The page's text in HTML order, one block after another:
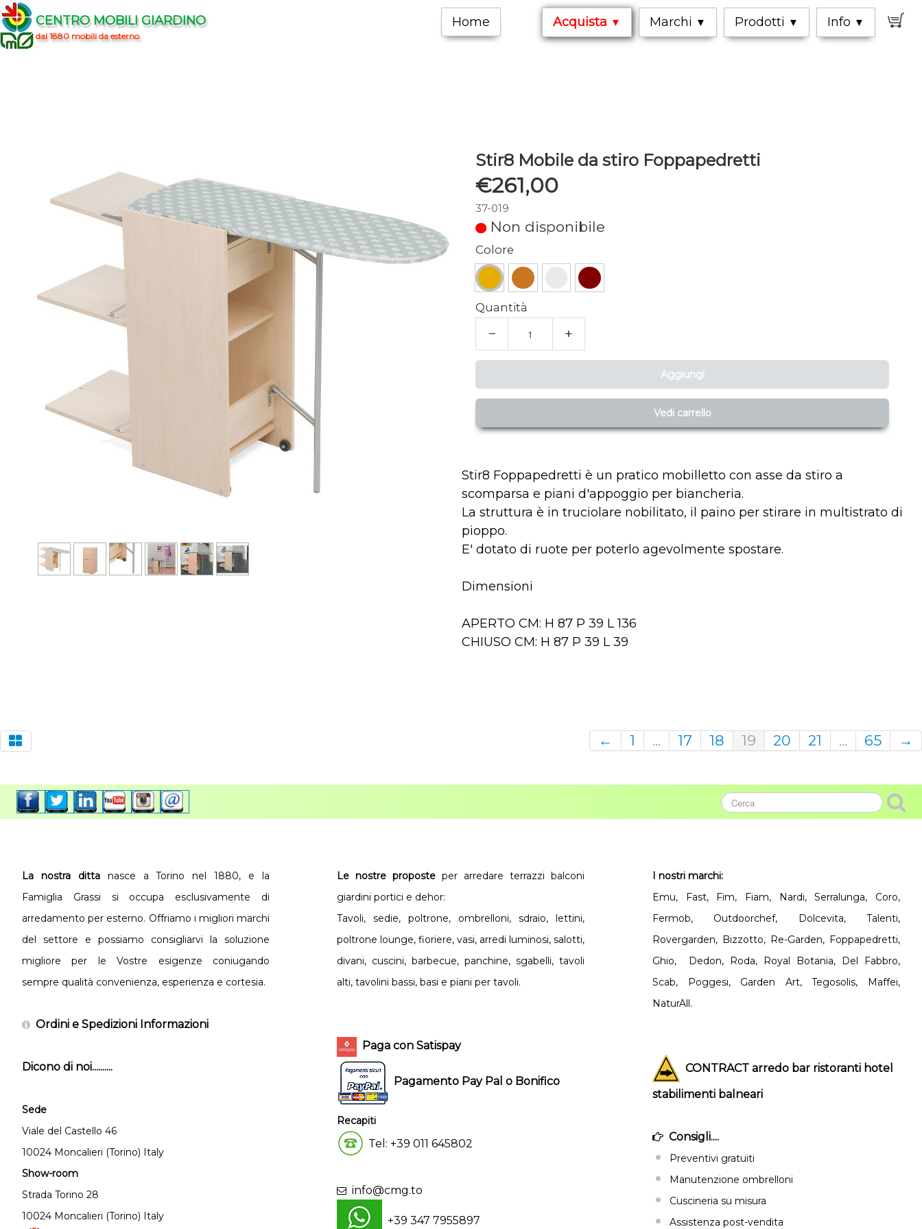
CENTRO MOBILI GIARDINO
dal 1880 mobili da esterno
Home Acquista ▼ Marchi ▼ Prodotti ▼ Info ▼
Stir8 Mobile da stiro Foppapedretti
€261,00
37-019
Non disponibile
Colore
Quantità
− +
Aggiungi
Vedi carrello
Stir8 Foppapedretti è un pratico mobilletto con asse da stiro a
scomparsa e piani d'appoggio per biancheria.
La struttura è in truciolare nobilitato, il paino per stirare in multistrato di
pioppo.
E' dotato di ruote per poterlo agevolmente spostare.
Dimensioni
APERTO CM: H 87 P 39 L 136
CHIUSO CM: H 87 P 39 L 39
← 1 ... 17 18 19 20 21 ... 65 →
La nostra dittanasce a Torino nel 1880, e la
Famiglia Grassi si occupa esclusivamente di
arredamento per esterno. Offriamo i migliori marchi
del settore e possiamo consigliarvi la soluzione
migliore per le Vostre esigenze coniugando
sempre qualità convenienza, esperienza e cortesia.
Ordini e Spedizioni Informazioni
Dicono di noi..........
Sede
Viale del Castello 46
10024 Moncalieri (Torino) Italy
Show-room
Strada Torino 28
10024 Moncalieri (Torino) Italy
Le nostre proposte per arredare terrazzi balconi
giardini portici e dehor:
Tavoli, sedie, poltrone, ombrelloni, sdraio, lettini,
poltrone lounge, fioriere, vasi, arredi luminosi, salotti,
divani, cuscini, barbecue, panchine, sgabelli, tavoli
alti, tavolini bassi, basi e piani per tavoli.
Paga con Satispay
Pagamento Pay Pal o Bonifico
Recapiti
Tel: +39 011 645802
info@cmg.to
+39 347 7955897
I nostri marchi:
Emu, Fast, Fim, Fiam, Nardi, Serralunga, Coro,
Fermob, Outdoorchef, Dolcevita, Talenti,
Rovergarden, Bizzotto, Re-Garden, Foppapedretti,
Ghio, Dedon, Roda, Royal Botania, Del Fabbro,
Scab, Poggesi, Garden Art, Tegosolis, Maffei,
NaturAll.
CONTRACT arredo bar ristoranti hotel
stabilimenti balneari
Consigli....
Preventivi gratuiti
Manutenzione ombrelloni
Cuscineria su misura
Assistenza post-vendita